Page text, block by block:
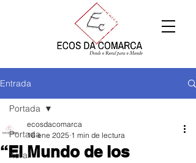
Entrada
Portada
Xeral
Portada
“El Mundo de los
ecosdacomarca
16 ene 2025 1 min de lectura